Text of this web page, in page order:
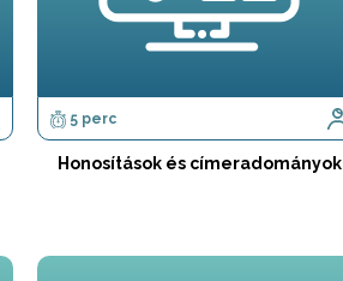
5 perc
Honosítások és címeradományok